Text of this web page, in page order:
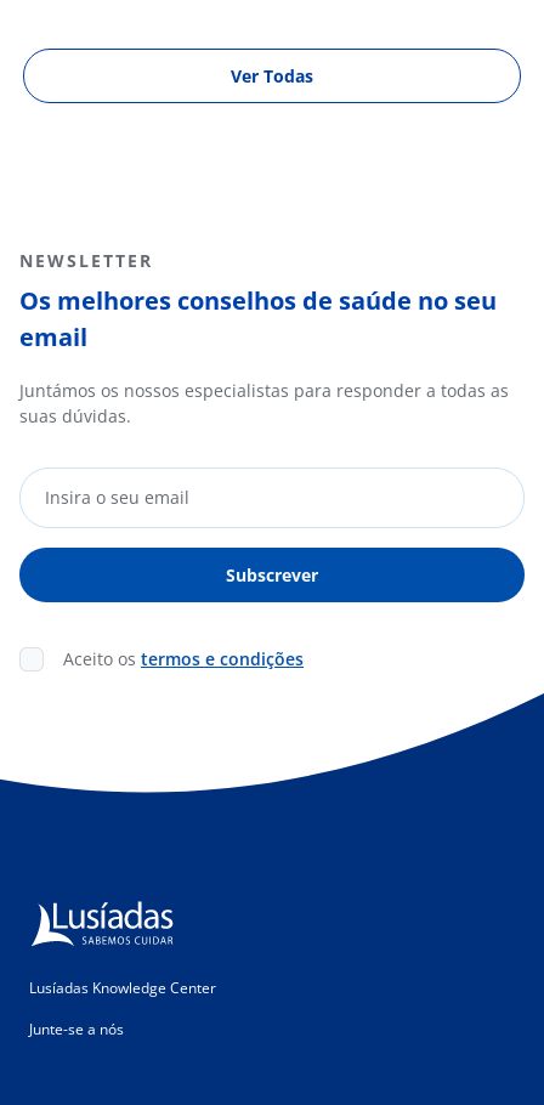
Ver Todas
NEWSLETTER
Os melhores conselhos de saúde no seu
email
Juntámos os nossos especialistas para responder a todas as
suas dúvidas.
Aceito os termos e condições
Lusíadas Knowledge Center
Junte-se a nós